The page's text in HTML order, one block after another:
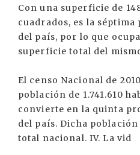
Con una superficie de
cuadrados, es la
del país, por lo que
superficie total del
El censo Nacional de
población de 1.741.610
convierte en la quinta
del país. Dicha
total nacional. IV. La vid